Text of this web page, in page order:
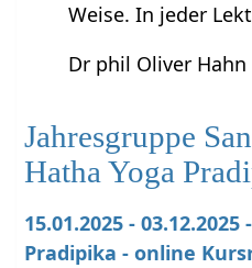
Weise. In jeder
Dr phil Oliver Hahn
Jahresgruppe
Hatha Yoga
15.01.2025 -
Pradipika - online